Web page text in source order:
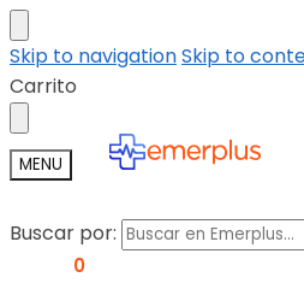
Skip to navigationSkip to
Carrito
MENU
Buscar por:
0